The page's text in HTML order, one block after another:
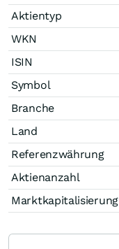
Aktientyp
WKN
ISIN
Symbol
Branche
Land
Referenzwährung
Aktienanzahl
Marktkapitalisierung